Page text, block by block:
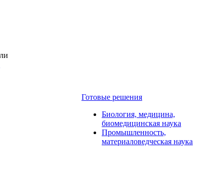
Готовые решения
Биология, медицина,
биомедицинская наука
Промышленность,
материаловедческая наука